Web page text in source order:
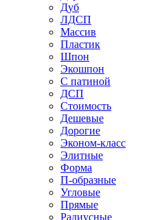
Дуб
ЛДСП
Массив
Пластик
Шпон
Экошпон
С патиной
ДСП
Стоимость
Дешевые
Дорогие
Эконом-класс
Элитные
Форма
П-образные
Угловые
Прямые
Радиусные